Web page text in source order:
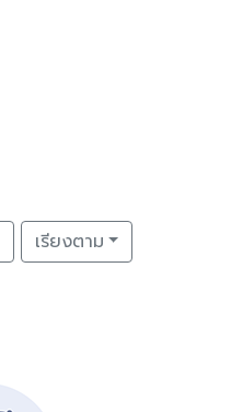
เรียงตาม